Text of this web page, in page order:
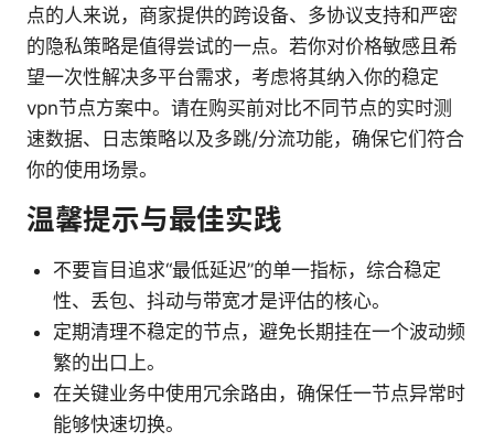
点的人来说，商家提供的跨设备、多协议支持和严密
的隐私策略是值得尝试的一点。若你对价格敏感且希
望一次性解决多平台需求，考虑将其纳入你的稳定
vpn节点方案中。请在购买前对比不同节点的实时测
速数据、日志策略以及多跳/分流功能，确保它们符合
你的使用场景。
温馨提示与最佳实践
不要盲目追求“最低延迟”的单一指标，综合稳定
性、丢包、抖动与带宽才是评估的核心。
定期清理不稳定的节点，避免长期挂在一个波动频
繁的出口上。
在关键业务中使用冗余路由，确保任一节点异常时
能够快速切换。